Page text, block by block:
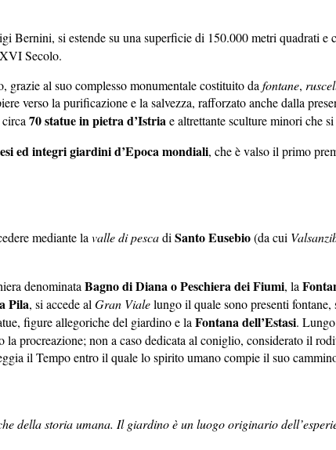
Bernini, si estende su una superficie di 150.000 metri quadrati e
Secolo.
grazie al suo complesso monumentale costituito da fontane,
verso la purificazione e la salvezza, rafforzato anche dalla
70 statue in pietra d’Istria e altrettante sculture minori che
ed integri giardini d’Epoca mondiali, che è valso il primo
mediante la valle di pescadi Santo Eusebio(da cui
denominata Bagno di Dianao Peschiera dei Fiumi, la
Pila, si accede al Gran Vialelungo il quale sono presenti fontane,
figure allegoriche del giardino e la Fontana dell’Estasi.
la procreazione; non a caso dedicata al coniglio, considerato il
il Tempo entro il quale lo spirito umano compie il suo
della storia umana. Il giardino è un luogo originario